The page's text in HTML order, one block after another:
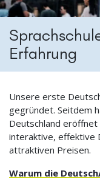
Erfahrung
Unsere erste
gegründet. Seitdem
Deutschland
interaktive, effektive
attraktiven Preisen.
Warum die